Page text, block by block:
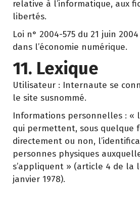
relative à l’informatique, aux
libertés.
Loi n° 2004-575 du 21 juin
dans l’économie numérique.
11. Lexique
Utilisateur : Internaute se
le site susnommé.
Informations personnelles : «
qui permettent, sous quelque
directement ou non,
personnes physiques
s’appliquent » (article 4 de la
janvier 1978).